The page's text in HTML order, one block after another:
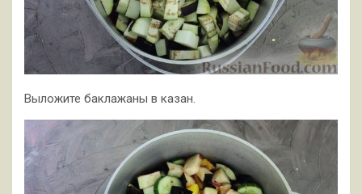
Выложите баклажаны в казан.